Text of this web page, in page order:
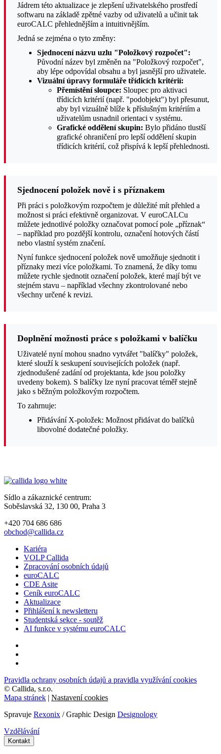
Jádrem této aktualizace je zlepšení uživatelského prostředí
softwaru na základě zpětné vazby od uživatelů a učinit tak
euroCALC přehlednějším a intuitivnějším.
Jedná se zejména o tyto změny:
Sjednocení názvu uzlu "Položkový rozpočet":
Původní název byl změněn na "Položkový rozpočet",
aby lépe odpovídal obsahu a byl jasnější pro uživatele.
Vizuální úpravy formuláře třídicích kritérií:
Přemístění sloupce: Sloupec pro aktivaci
třídicích kritérií (např. "podobjekt") byl přesunut,
aby byl vizuálně blíže k příslušným kritériím a
uživatelům usnadnil orientaci v systému.
Grafické oddělení skupin: Bylo přidáno tlustší
grafické ohraničení pro lepší oddělení skupin
třídicích kritérií, což přispívá k lepší přehlednosti.
Sjednocení položek nově i s příznakem
Při práci s položkovým rozpočtem je důležité mít přehled a
možnost si práci efektivně organizovat. V euroCALCu
můžete jednotlivé položky označovat pomocí pole „příznak“
– například pro pozdější kontrolu, označení hotových částí
nebo vlastní systém značení.
Nyní funkce sjednocení položek nově umožňuje sjednotit i
příznaky mezi více položkami. To znamená, že díky tomu
můžete rychle sjednotit označení položek, které mají být ve
stejném stavu – například všechny zkontrolované nebo
všechny určené k revizi.
Doplnění možnosti práce s položkami v balíčku
Uživatelé nyní mohou snadno vytvářet "balíčky" položek,
které slouží k seskupení souvisejících položek (např.
zjednodušené zadání od projektanta, kde jsou položky
uvedeny bokem). S balíčky lze nyní pracovat téměř stejně
jako s běžným položkovým rozpočtem.
To zahrnuje:
Přidávání X-položek: Možnost přidávat do balíčků
libovolné dodatečné položky.
Sídlo a zákaznické centrum:
Soběslavská 32, 130 00, Praha 3
+420 704 686 686
obchod@callida.cz
Kariéra
VOLP Callida
Zpracování osobních údajů
euroCALC
CDE Asite
Ceník euroCALC
Aktualizace
Přihlášení k newsletteru
Studentská sekce - soutěž
AI funkce v systému euroCALC
Pravidla ochrany osobních údajů a pravidla využívání cookies
© Callida, s.r.o.
Mapa stránek | Nastavení cookies
Spravuje Rexonix / Graphic Design Designology
Vzdělávání
Kontakt